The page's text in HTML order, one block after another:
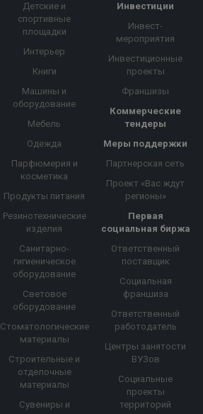
Детские и
спортивные
площадки
Интерьер
Книги
Машины и
оборудование
Мебель
Одежда
Парфюмерия и
косметика
Продукты питания
Резинотехнические
изделия
Санитарно-
гигиеническое
оборудование
Световое
оборудование
Стоматологические
материалы
Строительные и
отделочные
материалы
Сувениры и
Инвестиции
Инвест-
мероприятия
Инвестиционные
проекты
Франшизы
Коммерческие
тендеры
Меры поддержки
Партнерская сеть
Проект «Вас ждут
регионы»
Первая
социальная биржа
Ответственный
поставщик
Социальная
франшиза
Ответственный
работодатель
Центры занятости
ВУЗов
Социальные
проекты
территорий